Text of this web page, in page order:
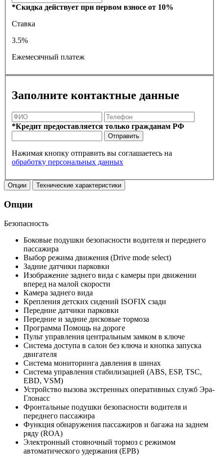
*Скидка действует при первом взносе от 10%
Ставка
3.5%
Ежемесячный платеж
Заполните контактные данные
*Кредит предоставляется только гражданам РФ
Отправить
Нажимая кнопку отправить вы соглашаетесь на
обработку персональных данных
Опции Технические характеристики
Опции
Безопасность
Боковые подушки безопасности водителя и переднего
пассажира
Выбор режима движения (Drive mode select)
Задние датчики парковки
Изображение заднего вида с камеры при движении
вперед на малой скорости
Камера заднего вида
Крепления детских сидений ISOFIX сзади
Передние датчики парковки
Передние и задние дисковые тормоза
Программа Помощь на дороге
Пульт управления центральным замком в ключе
Система доступа в салон без ключа и кнопка запуска
двигателя
Система мониторинга давления в шинах
Система управления стабилизацией (ABS, ESP, TSC,
EBD, VSM)
Устройство вызова экстренных оперативных служб Эра-
Глонасс
Фронтальные подушки безопасности водителя и
переднего пассажира
Функция обнаружения пассажиров и багажа на заднем
ряду (ROA)
Электронный стояночный тормоз с режимом
автоматического удержания (EPB)